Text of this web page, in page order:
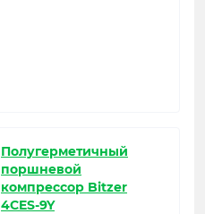
Полугерметичный
поршневой
компрессор Bitzer
4CES-9Y